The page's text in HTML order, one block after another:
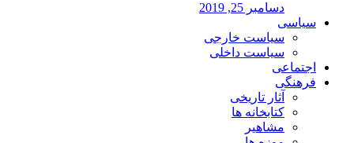
دسامبر 25, 2019
سیاسی
سیاست خارجی
سیاست داخلی
اجتماعی
فرهنگی
آثار تاریخی
کتابخانه ها
مشاهیر